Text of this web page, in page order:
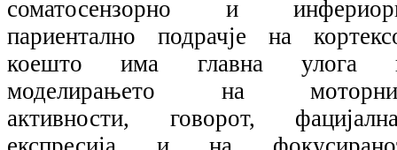
соматосензорно и
париентално подрачје на
коешто има главна улога
моделирањето на
активности, говорот,